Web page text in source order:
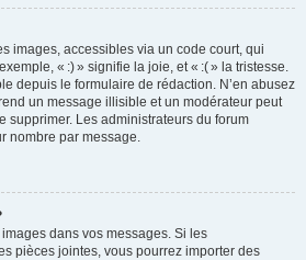
images, accessibles via un code court, qui
« :) » signifie la joie, et « :( » la tristesse.
depuis le formulaire de rédaction. N’en abusez
un message illisible et un modérateur peut
supprimer. Les administrateurs du forum
nombre par message.
dans vos messages. Si les
pièces jointes, vous pourrez importer des